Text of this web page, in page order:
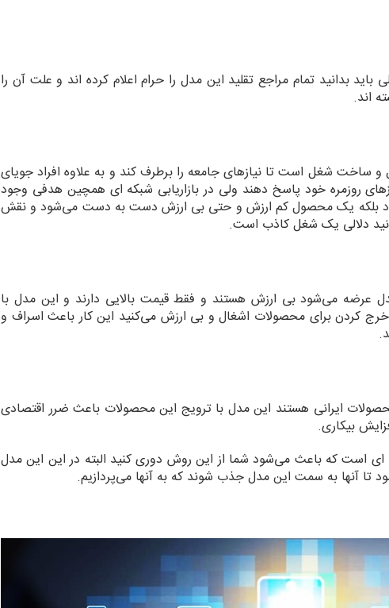
بدانید تمام مراجع تقلید این مدل را حرام اعلام کرده اند و علت آن را
اند.
ساخت شغل است تا نیازهای جامعه را برطرف کند و به علاوه افراد جویای
نیازهای روزمره خود پاسخ دهند ولی در بازاریابی شبکه ای همچین هدفی وجود
بلکه یک محصول کم ارزش و حتی بی ارزش دست به دست می‌شود و نقش
دلالی یک شغل کاذب است.
عرضه می‌شود بی ارزش هستند و فقط قیمت بالایی دارند و این مدل با
خرج کردن برای محصولات اشغال و بی ارزش می‌کنید این کار باعث اسراف و
ایرانی هستند این مدل با ترویج این محصولات باعث ضرر اقتصادی
بیکاری.
ای است که باعث می‌شود شما از این روش دوری کنید البته در این این مدل
آنها به سمت این مدل جذب شوند که به آنها می‌پردازیم.